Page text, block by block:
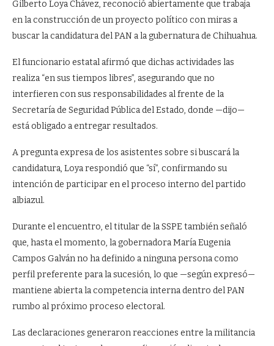
Gilberto Loya Chávez, reconoció abiertamente que trabaja
en la construcción de un proyecto político con miras a
buscar la candidatura del PAN a la gubernatura de Chihuahua.
El funcionario estatal afirmó que dichas actividades las
realiza “en sus tiempos libres”, asegurando que no
interfieren con sus responsabilidades al frente de la
Secretaría de Seguridad Pública del Estado, donde —dijo—
está obligado a entregar resultados.
A pregunta expresa de los asistentes sobre si buscará la
candidatura, Loya respondió que “sí”, confirmando su
intención de participar en el proceso interno del partido
albiazul.
Durante el encuentro, el titular de la SSPE también señaló
que, hasta el momento, la gobernadora María Eugenia
Campos Galván no ha definido a ninguna persona como
perfil preferente para la sucesión, lo que —según expresó—
mantiene abierta la competencia interna dentro del PAN
rumbo al próximo proceso electoral.
Las declaraciones generaron reacciones entre la militancia